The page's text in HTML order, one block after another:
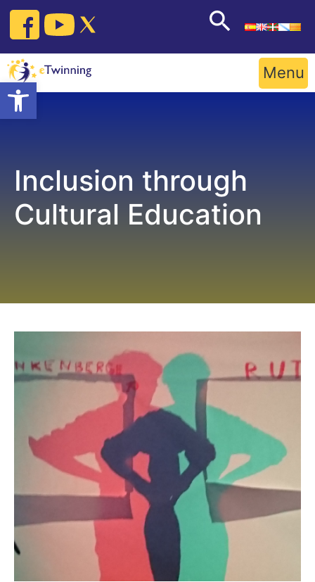
Open toolbar
Skip
content
Menu
Inclusion through
Cultural Education